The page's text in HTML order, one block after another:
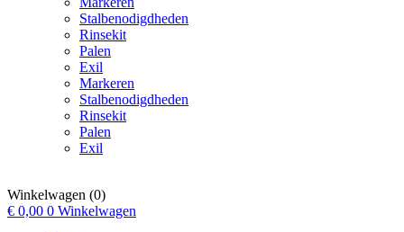
Stalbenodigdheden
Rinsekit
Palen
Exil
Markeren
Stalbenodigdheden
Rinsekit
Palen
Exil
Winkelwagen (0)
€ 0,00 0 Winkelwagen